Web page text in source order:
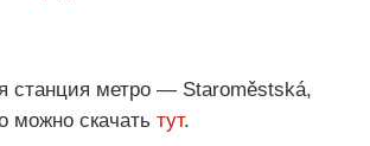
станция метро — Staroměstská,
можно скачать тут.